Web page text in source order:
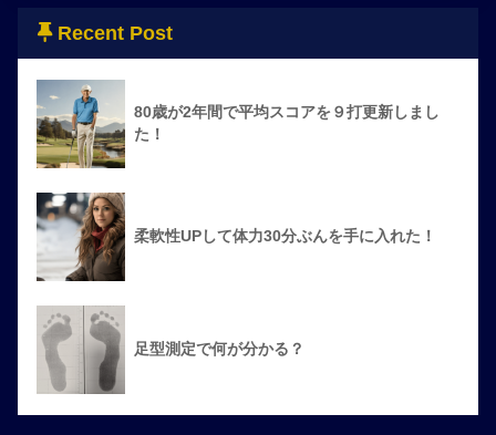
Recent Post
80歳が2年間で平均スコアを９打更新しまし
た！
柔軟性UPして体力30分ぶんを手に入れた！
足型測定で何が分かる？